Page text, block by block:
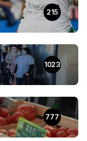
215
1023
777